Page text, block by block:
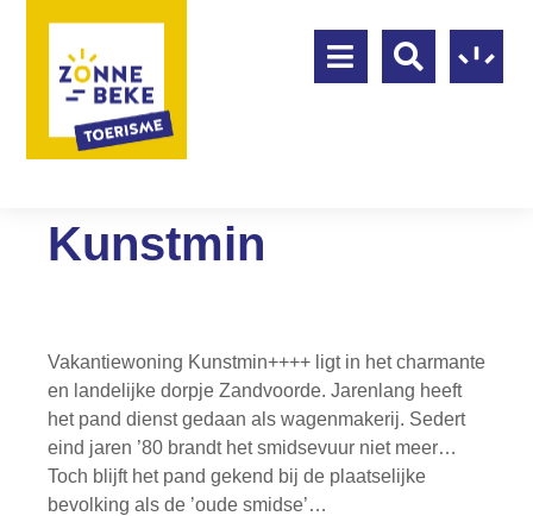
Kunstmin
Vakantiewoning Kunstmin++++ ligt in het charmante
en landelijke dorpje Zandvoorde. Jarenlang heeft
het pand dienst gedaan als wagenmakerij. Sedert
eind jaren ’80 brandt het smidsevuur niet meer…
Toch blijft het pand gekend bij de plaatselijke
bevolking als de ’oude smidse’…